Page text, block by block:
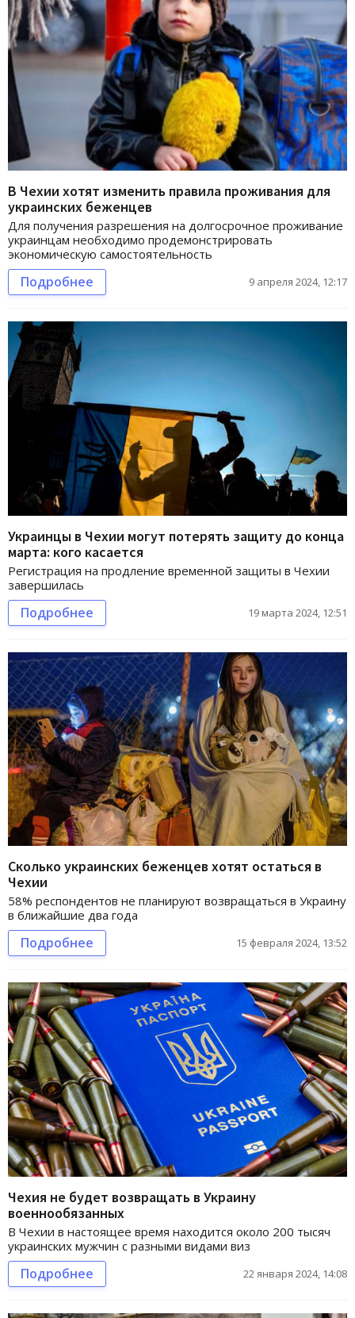
В Чехии хотят изменить правила проживания для
украинских беженцев
Для получения разрешения на долгосрочное проживание
украинцам необходимо продемонстрировать
экономическую самостоятельность
Подробнее 9 апреля 2024, 12:17
Украинцы в Чехии могут потерять защиту до конца
марта: кого касается
Регистрация на продление временной защиты в Чехии
завершилась
Подробнее 19 марта 2024, 12:51
Сколько украинских беженцев хотят остаться в
Чехии
58% респондентов не планируют возвращаться в Украину
в ближайшие два года
Подробнее 15 февраля 2024, 13:52
Чехия не будет возвращать в Украину
военнообязанных
В Чехии в настоящее время находится около 200 тысяч
украинских мужчин с разными видами виз
Подробнее 22 января 2024, 14:08